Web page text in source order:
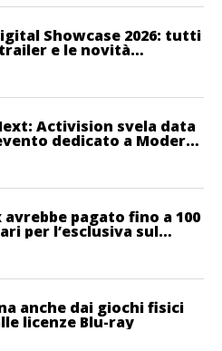
Showcase 2026: tutti
e le novità
Activision svela data
dedicato a Modern
avrebbe pagato fino a 100
per l’esclusiva sul
anche dai giochi fisici
licenze Blu-ray